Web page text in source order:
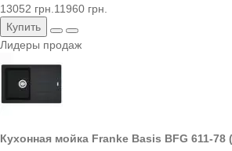
13052 грн.11960 грн.
Купить
Лидеры продаж
Кухонная мойка Franke Basis BFG 611-78